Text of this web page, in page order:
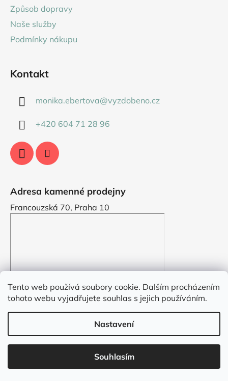
Tento web používá soubory cookie. Dalším procházením
tohoto webu vyjadřujete souhlas s jejich používáním.
Nastavení
Souhlasím
Způsob dopravy
Naše služby
Podmínky nákupu
Kontakt
monika.ebertova@vyzdobeno.cz
+420 604 71 28 96
Adresa kamenné prodejny
Francouzská 70, Praha 10
Vytvořil Shoptet
VYZDOBENO.CZ
vyhrazena.